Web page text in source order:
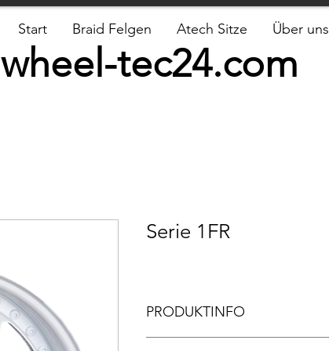
wheel-tec24.com
Start Braid Felgen Atech Sitze Über uns
Serie 1FR
PRODUKTINFO